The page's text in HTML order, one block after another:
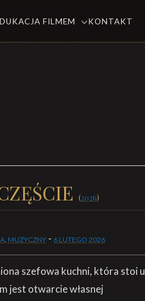
FILMEM KONTAKT
(2026)
, MUZYCZNY - 6 LUTEGO 2026
szefowa kuchni, która stoi u
jest otwarcie własnej